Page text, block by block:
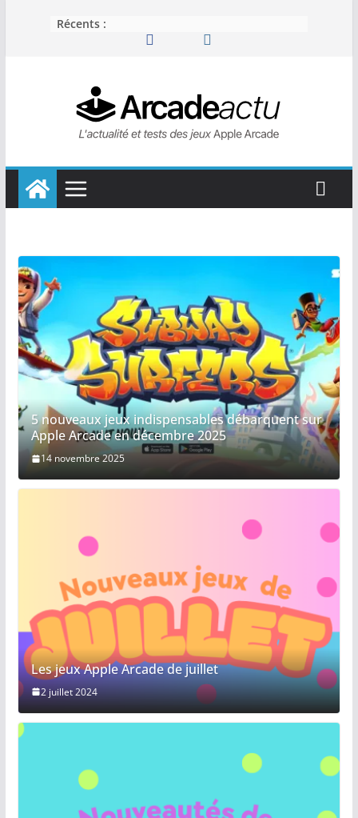
Récents :
5 nouveaux jeux indispensables débarquent sur
Apple Arcade en décembre 2025
14 novembre 2025
Les jeux Apple Arcade de juillet
2 juillet 2024